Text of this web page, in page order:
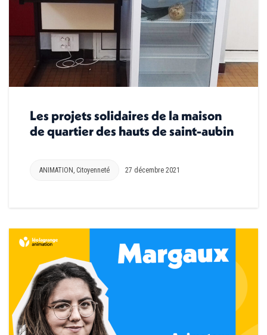
Les projets solidaires de la maison
de quartier des hauts de saint-aubin
ANIMATION Citoyenneté 27 décembre 2021